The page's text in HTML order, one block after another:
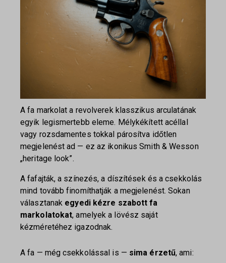
A fa markolat a revolverek klasszikus arculatának
egyik legismertebb eleme. Mélykékített acéllal
vagy rozsdamentes tokkal párosítva időtlen
megjelenést ad — ez az ikonikus Smith & Wesson
„heritage look”.
A fafajták, a színezés, a díszítések és a csekkolás
mind tovább finomíthatják a megjelenést. Sokan
választanak egyedi kézre szabott fa
markolatokat, amelyek a lövész saját
kézméretéhez igazodnak.
A fa — még csekkolással is — sima érzetű, ami: